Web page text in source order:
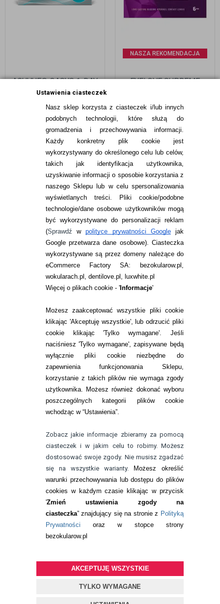
Ustawienia ciasteczek
Nasz sklep korzysta z ciasteczek i/lub innych
podobnych technologii, które służą do
gromadzenia i przechowywania informacji.
Każdy konkretny plik cookie jest
wykorzystywany do określonego celu lub celów,
takich jak identyfikacja użytkownika,
uzyskiwanie informacji o sposobie korzystania z
naszego Sklepu lub w celu spersonalizowania
wyświetlanych treści.
Pliki cookie/podobne
technologie/dane osobowe użytkowników mogą
być wykorzystywane do personalizacji reklam
(Sprawdźwpolityce prywatności Googlejak
Google przetwarza dane osobowe). Ciasteczka
wykorzystywane są przez domeny należące do
eCommerce Factory SA: bezokularow.pl,
wokularach.pl, dentilove.pl, luxwhite.pl
Więcej o plikach cookie - 'Informacje'
Możesz zaakceptować wszystkie pliki cookie
klikając 'Akceptuję wszystkie', lub odrzucić pliki
cookie klikając 'Tylko wymagane'. Jeśli
naciśniesz 'Tylko wymagane', zapisywane będą
wyłącznie pliki cookie niezbędne do
zapewnienia funkcjonowania Sklepu,
korzystanie z takich plików nie wymaga zgody
użytkownika. Możesz również dokonać wyboru
poszczególnych kategorii plików cookie
wchodząc w “Ustawienia”.
Zobacz jakie informacje zbieramy za pomocą
ciasteczek i w jakim celu to robimy. Możesz
dostosować swoje zgody. Nie musisz zgadzać
się na wszystkie warianty.
Możesz określić
warunki przechowywania lub dostępu do plików
cookies w każdym czasie klikając w przycisk
'Zmień ustawienia zgody na
ciasteczka” znajdujący się na stronie z Polityką
Prywatności oraz w stopce strony
bezokularow.pl
AKCEPTUJĘ WSZYSTKIE
TYLKO WYMAGANE
ACUVUE® OASYS 1-DAY
30 SZT.
99,99pln
NASZA REKOMENDACJA
EYELOVE SUPREME
89,99 pln
INFORMACJE KONTAKTOWE
JAK ZAMAWIAĆ?
ZWROTY I REKLAMACJA
WARUNKI ZAKUPÓW
RANKINGI SOCZEWEK
SOCZEWKI KOLOROWE
Zwrot (odstąpienie od umowy)
ZMIEŃ USTAWIENIA ZGODY NA CIASTECZKA
KONTAKT
telefon:
22 113 44 42
telefon:
732 08 08 72
kontakt@bezokularow.pl
BEZOKULARÓW.PL | soczewki kontaktowe i płyny